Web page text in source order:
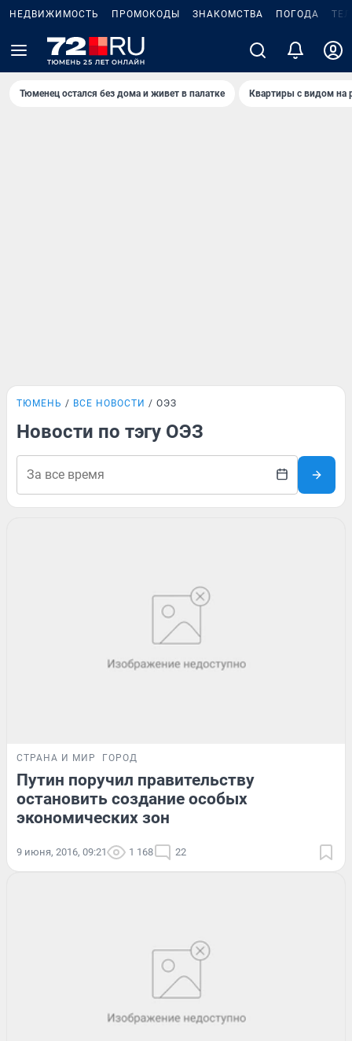
НЕДВИЖИМОСТЬ ПРОМОКОДЫ ЗНАКОМСТВА ПОГОДА
Тюменец остался без дома и живет в палатке Квартиры с видом на
ТЮМЕНЬ ВСЕ НОВОСТИ ОЭЗ
Новости по тэгу ОЭЗ
СТРАНА И МИР ГОРОД
Путин поручил правительству
остановить создание особых
экономических зон
9 июня, 2016, 09:21 1 168 22